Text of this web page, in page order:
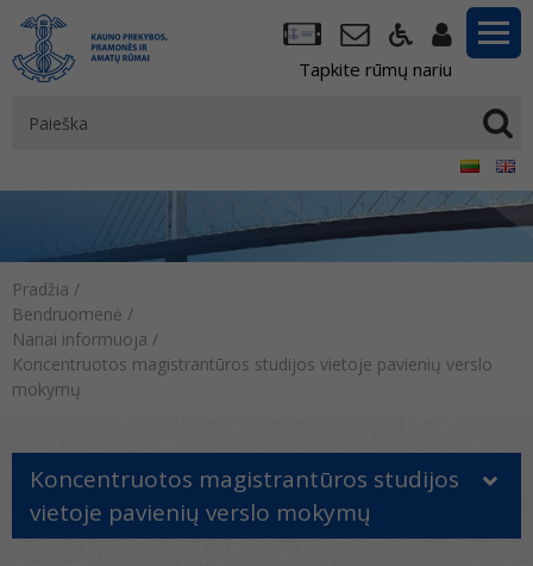
Tapkite rūmų nariu
Pradžia /
Bendruomenė /
Nariai informuoja /
Koncentruotos magistrantūros studijos vietoje pavienių verslo
mokymų
Koncentruotos magistrantūros studijos
vietoje pavienių verslo mokymų